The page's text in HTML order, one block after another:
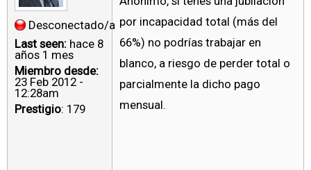
Desconectado/a
Last seen: hace 8
años 1 mes
Miembro desde:
23 Feb 2012 -
12:28am
Prestigio: 179
por incapacidad total (más del
66%) no podrías trabajar en
blanco, a riesgo de perder total o
parcialmente la dicho pago
mensual.